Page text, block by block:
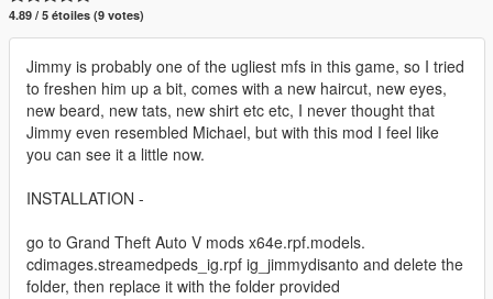
4.89 / 5 étoiles (9 votes)
Jimmy is probably one of the ugliest mfs in this game, so I tried
to freshen him up a bit, comes with a new haircut, new eyes,
new beard, new tats, new shirt etc etc, I never thought that
Jimmy even resembled Michael, but with this mod I feel like
you can see it a little now.
INSTALLATION -
go to Grand Theft Auto V mods x64e.rpf.models.
cdimages.streamedpeds_ig.rpf ig_jimmydisanto and delete the
folder, then replace it with the folder provided